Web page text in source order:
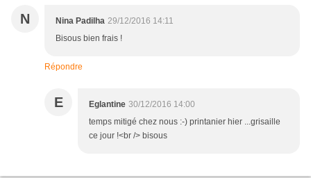
N Nina Padilha 29/12/2016 14:11
Bisous bien frais !
Répondre
E Eglantine 30/12/2016 14:00
temps mitigé chez nous :-) printanier hier ...grisaille
ce jour !<br /> bisous